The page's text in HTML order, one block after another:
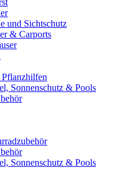
und Sichtschutz
& Carports
Sonnenschutz & Pools
Sonnenschutz & Pools